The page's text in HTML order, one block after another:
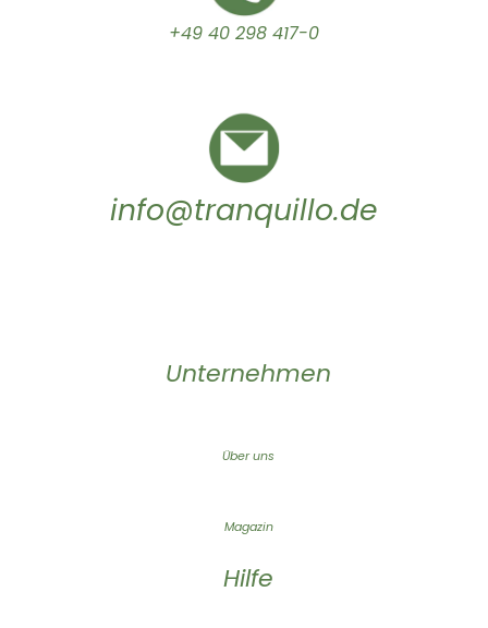
+49 40 298 417-0
info@tranquillo.de
Unternehmen
Über uns
Magazin
Hilfe